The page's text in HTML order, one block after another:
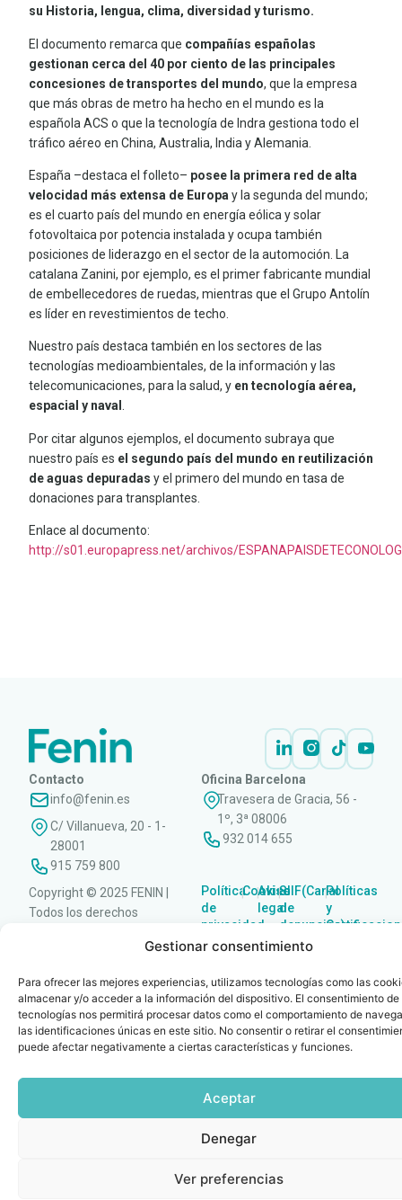
Gestionar consentimiento
Para ofrecer las mejores experiencias, utilizamos tecnologías como las
almacenar y/o acceder a la información del dispositivo. El consentimiento de
tecnologías nos permitirá procesar datos como el comportamiento de
las identificaciones únicas en este sitio. No consentir o retirar el
puede afectar negativamente a ciertas características y funciones.
Aceptar
Denegar
Ver preferencias
su Historia, lengua, clima, diversidad y turismo.
El documento remarca que compañías españolas
gestionan cerca del 40 por ciento de las principales
concesiones de transportes del mundo, que la empresa
que más obras de metro ha hecho en el mundo es la
española ACS o que la tecnología de Indra gestiona todo el
tráfico aéreo en China, Australia, India y Alemania.
España –destaca el folleto– posee la primera red de alta
velocidad más extensa de Europa y la segunda del mundo;
es el cuarto país del mundo en energía eólica y solar
fotovoltaica por potencia instalada y ocupa también
posiciones de liderazgo en el sector de la automoción. La
catalana Zanini, por ejemplo, es el primer fabricante mundial
de embellecedores de ruedas, mientras que el Grupo Antolín
es líder en revestimientos de techo.
Nuestro país destaca también en los sectores de las
tecnologías medioambientales, de la información y las
telecomunicaciones, para la salud, y en tecnología aérea,
espacial y naval .
Por citar algunos ejemplos, el documento subraya que
nuestro país es el segundo país del mundo en reutilización
de aguas depuradas y el primero del mundo en tasa de
donaciones para transplantes.
Enlace al documento:
http://s01.europapress.net/archivos/
Contacto
info@fenin.es
C/ Villanueva, 20 - 1-
28001
915 759 800
Oficina Barcelona
Travesera de Gracia, 56 -
1º, 3ª 08006
932 014 655
Copyright © 2025 FENIN |
Todos los derechos
Política
de
privacidad
|Cookies
|Aviso
legal
|SIIF(Canal
de
denuncias)
|Políticas
y